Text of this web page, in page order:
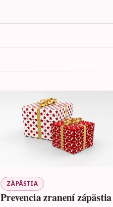
ZÁPÄSTIA
Prevencia zranení zápästia